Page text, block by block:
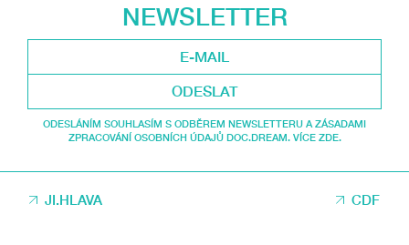
NEWSLETTER
ODESLAT
ODESLÁNÍM SOUHLASÍM S ODBĚREM NEWSLETTERU A ZÁSADAMI
ZPRACOVÁNÍ OSOBNÍCH ÚDAJŮ DOC.DREAM. VÍCE ZDE.
JI.HLAVA CDF